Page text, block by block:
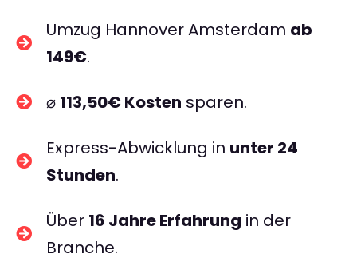
Umzug Hannover Amsterdam ab
149€.
⌀ 113,50€ Kosten sparen.
Express-Abwicklung in unter 24
Stunden.
Über 16 Jahre Erfahrung in der
Branche.